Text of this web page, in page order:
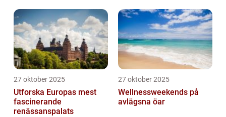
27 oktober 2025
Utforska Europas mest
fascinerande
renässanspalats
27 oktober 2025
Wellnessweekends på
avlägsna öar